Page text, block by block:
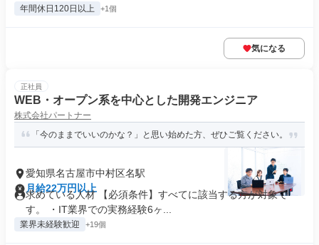
年間休日120日以上 +1個
気になる
正社員
WEB・オープン系を中心とした開発エンジニア
株式会社パートナー
「今のままでいいのかな？」と思い始めた方、ぜひご覧ください。
愛知県名古屋市中村区名駅
月給22万円以上
求めている人材 【必須条件】すべてに該当する方が対象で
す。 ・IT業界での実務経験6ヶ...
業界未経験歓迎 +19個